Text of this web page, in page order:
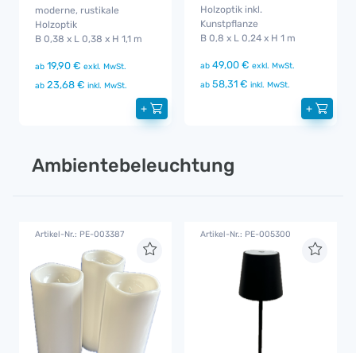
moderne, rustikale
Holzoptik
B 0,38 x L 0,38 x H 1,1 m
ab 19,90 € exkl. MwSt.
ab 23,68 € inkl. MwSt.
+
Holzoptik inkl.
Kunstpflanze
B 0,8 x L 0,24 x H 1 m
ab 49,00 € exkl. MwSt.
ab 58,31 € inkl. MwSt.
+
Ambientebeleuchtung
Artikel-Nr.: PE-003387 Artikel-Nr.: PE-005300